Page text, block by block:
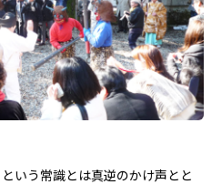
という常識とは真逆のかけ声とと